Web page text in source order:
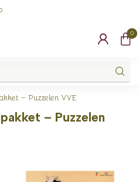
0
– Puzzelen VVE
– Puzzelen